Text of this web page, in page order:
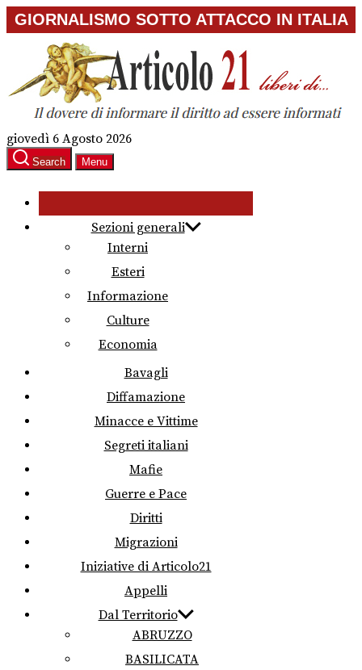
Skip
to
content
GIORNALISMO SOTTO ATTACCO IN ITALIA
giovedì 6 Agosto 2026
Search Menu
Sezioni generali
Interni
Esteri
Informazione
Culture
Economia
Bavagli
Diffamazione
Minacce e Vittime
Segreti italiani
Mafie
Guerre e Pace
Diritti
Migrazioni
Iniziative di Articolo21
Appelli
Dal Territorio
ABRUZZO
BASILICATA